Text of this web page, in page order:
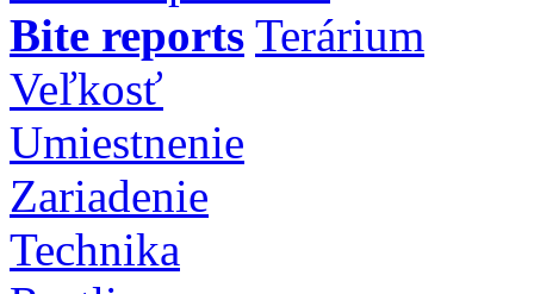
Bite reports Terárium
Veľkosť
Umiestnenie
Zariadenie
Technika